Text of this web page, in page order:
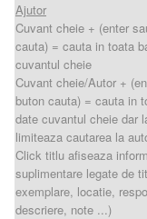
Ajutor
Cuvant cheie + (enter
cauta) = cauta in toata
cuvantul cheie
Cuvant cheie/Autor +
buton cauta) = cauta in
date cuvantul cheie dar
limiteaza cautarea la
Click titlu afiseaza
suplimentare legate de
exemplare, locatie,
descriere, note ...)